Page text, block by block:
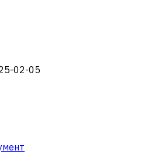
02-05